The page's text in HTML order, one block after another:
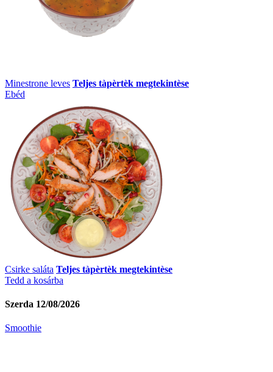
Minestrone leves Teljes tàpèrtèk megtekintèse
Ebéd
Csirke saláta Teljes tàpèrtèk megtekintèse
Tedd a kosárba
Szerda 12/08/2026
Smoothie